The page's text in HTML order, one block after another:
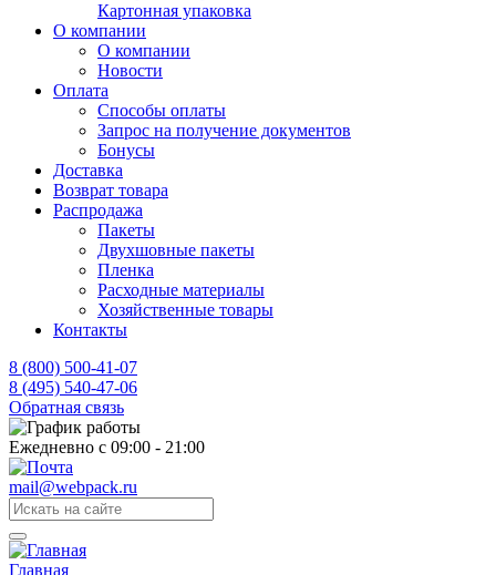
Картонная упаковка
О компании
О компании
Новости
Оплата
Способы оплаты
Запрос на получение документов
Бонусы
Доставка
Возврат товара
Распродажа
Пакеты
Двухшовные пакеты
Пленка
Расходные материалы
Хозяйственные товары
Контакты
8 (800) 500-41-07
8 (495) 540-47-06
Обратная связь
Ежедневно с 09:00 - 21:00
mail@webpack.ru
Главная